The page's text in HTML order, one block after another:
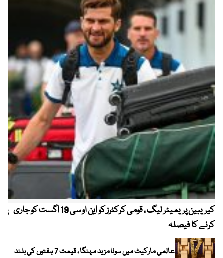
کیریبین پریمیئر لیگ ، قومی کرکٹرز کو این او سی 19 اگست کو جاری
کرنے کا فیصلہ
عالمی مارکیٹ میں سونا مزید مہنگا ، قیمت 7 ہفتوں کی بلند